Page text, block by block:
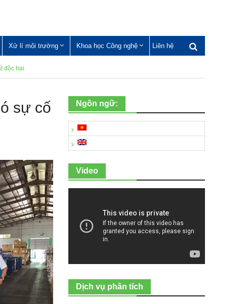
Xử lí môi trường Khoa học Công nghệ Liên hệ
độc hại
sự cố
Ngôn ngữ:
Video
Dịch vụ phân tích